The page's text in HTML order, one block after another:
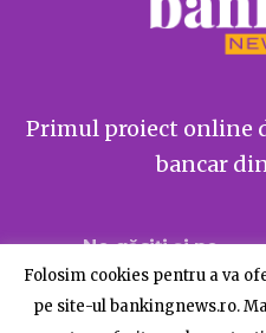
Primul proiect online
bancar
Ne găsiți și pe
Folosim cookies pentru a va
pe site-ul bankingnews.ro.